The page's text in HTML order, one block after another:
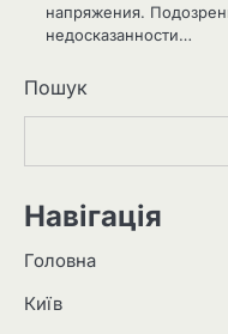
напряжения.
недосказанности…
Пошук
Навігація
Головна
Київ